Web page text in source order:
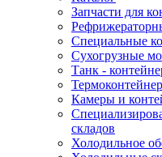
Запчасти для
Специальные
Сухогрузные
Танк -
Камеры и
складов
Холодильное